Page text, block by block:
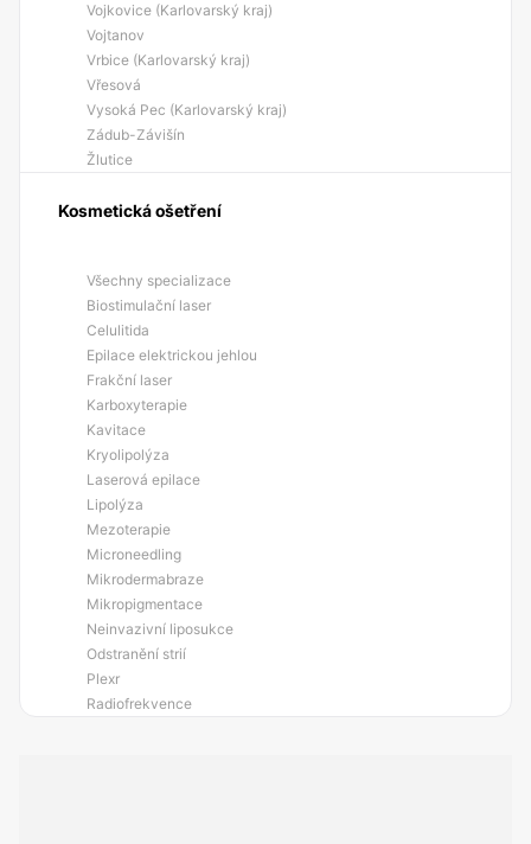
Vojkovice (Karlovarský kraj)
Vojtanov
Vrbice (Karlovarský kraj)
Vřesová
Vysoká Pec (Karlovarský kraj)
Zádub-Závišín
Žlutice
Kosmetická ošetření
Všechny specializace
Biostimulační laser
Celulitida
Epilace elektrickou jehlou
Frakční laser
Karboxyterapie
Kavitace
Kryolipolýza
Laserová epilace
Lipolýza
Mezoterapie
Microneedling
Mikrodermabraze
Mikropigmentace
Neinvazivní liposukce
Odstranění strií
Plexr
Radiofrekvence